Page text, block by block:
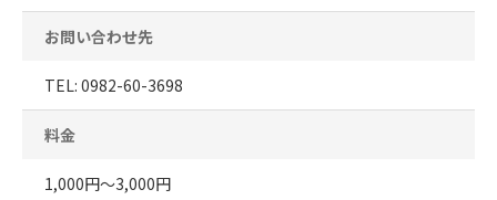
お問い合わせ先
TEL: 0982-60-3698
料金
1,000円～3,000円